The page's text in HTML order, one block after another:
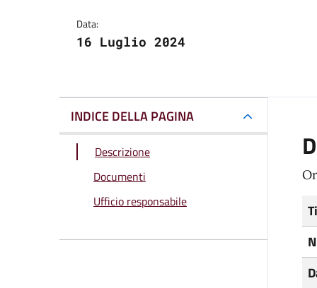
Data:
16 Luglio 2024
INDICE DELLA PAGINA
Descrizione
Documenti
Ufficio responsabile